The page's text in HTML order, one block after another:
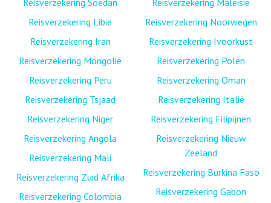
Reisverzekering Libië
Reisverzekering Iran
Reisverzekering Mongolië
Reisverzekering Peru
Reisverzekering Tsjaad
Reisverzekering Niger
Reisverzekering Angola
Reisverzekering Mali
Reisverzekering Zuid Afrika
Reisverzekering Colombia
Reisverzekering Noorwegen
Reisverzekering Ivoorkust
Reisverzekering Polen
Reisverzekering Oman
Reisverzekering Italië
Reisverzekering Filipijnen
Reisverzekering Nieuw
Zeeland
Reisverzekering Burkina Faso
Reisverzekering Gabon